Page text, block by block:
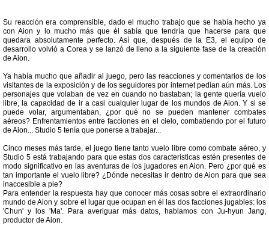
Su reacción era comprensible, dado el mucho trabajo que se había hecho ya
con Aion y lo mucho más que él sabía que tendría que hacerse para que
quedara absolutamente perfecto. Así que, después de la E3, el equipo de
desarrollo volvió a Corea y se lanzó de lleno a la siguiente fase de la creación
de Aion.
Ya había mucho que añadir al juego, pero las reacciones y comentarios de los
visitantes de la exposición y de los seguidores por internet pedían aún más. Los
personajes que volaban de vez en cuando no bastaban; la gente quería vuelo
libre, la capacidad de ir a casi cualquier lugar de los mundos de Aion. Y si se
puede volar, argumentaban, ¿por qué no se pueden mantener combates
aéreos? Enfrentamientos entre facciones en el cielo, combatiendo por el futuro
de Aion... Studio 5 tenía que ponerse a trabajar...
Cinco meses más tarde, el juego tiene tanto vuelo libre como combate aéreo, y
Studio 5 está trabajando para que estas dos características estén presentes de
modo significativo en las aventuras de los jugadores en Aion. Pero ¿por qué es
tan importante el vuelo libre? ¿Dónde necesitas ir dentro de Aion para que sea
inaccesible a pie?
Para entender la respuesta hay que conocer más cosas sobre el extraordinario
mundo de Aion y sobre el lugar que ocupan en él las dos facciones jugables: los
'Chun' y los 'Ma'. Para averiguar más datos, hablamos con Ju-hyun Jang,
productor de Aion.